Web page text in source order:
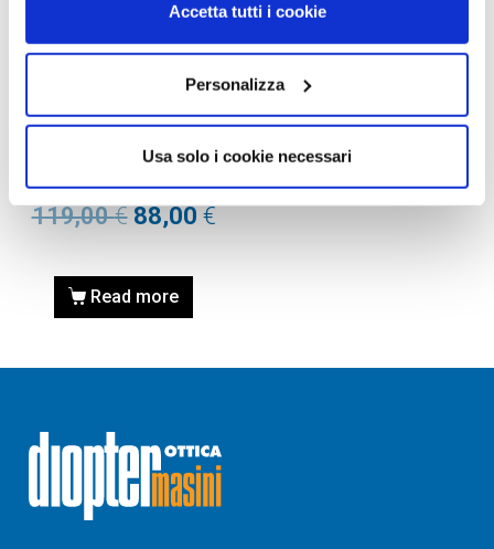
Accetta tutti i cookie
Personalizza
Usa solo i cookie necessari
MASCHERE DA SCI
MASCHERA DA
7070 LINE MINER 707016
119,00€ 88,00 €
Read more